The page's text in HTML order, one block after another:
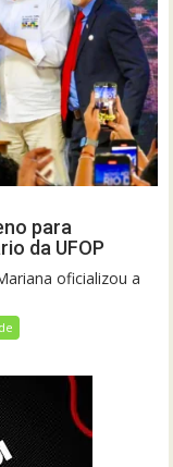
para
da UFOP
oficializou a